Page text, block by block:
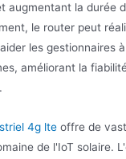
augmentant la durée
le router peut
les gestionnaires
améliorant la
4g lte offre de
de l'IoT solaire.